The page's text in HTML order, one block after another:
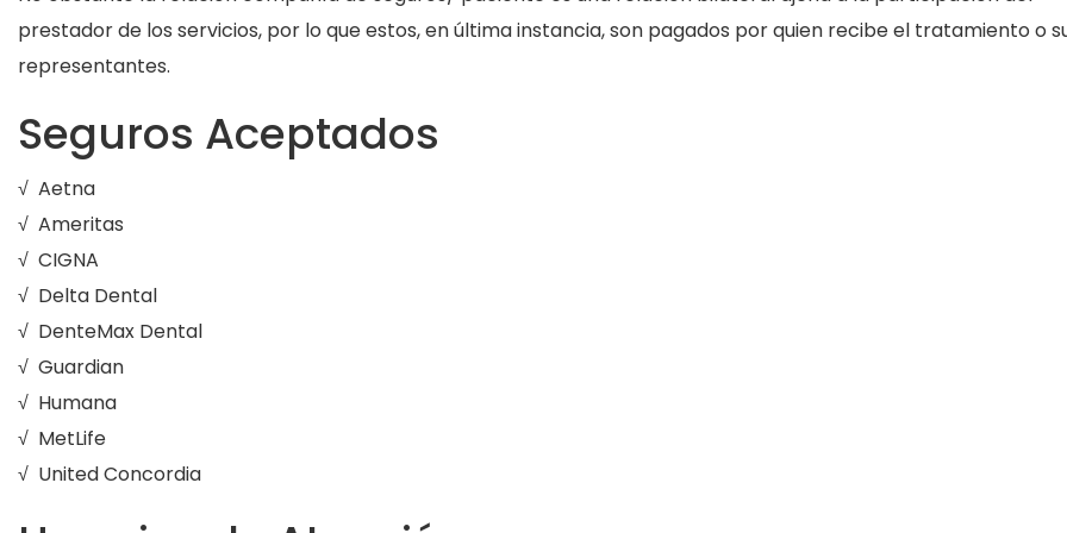
prestador de los servicios, por lo que estos, en última instancia, son pagados por quien recibe el tratamiento o
representantes.
Seguros Aceptados
√ Aetna
√ Ameritas
√ CIGNA
√ Delta Dental
√ DenteMax Dental
√ Guardian
√ Humana
√ MetLife
√ United Concordia